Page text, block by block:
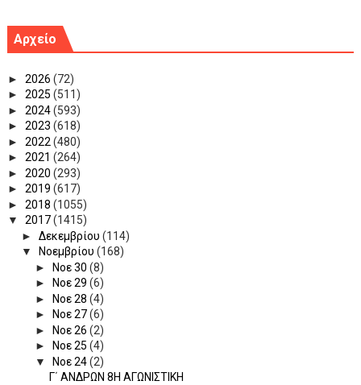
Αρχείο
► 2026 (72)
► 2025 (511)
► 2024(593)
► 2023 (618)
► 2022 (480)
► 2021 (264)
► 2020 (293)
► 2019 (617)
► 2018 (1055)
▼ 2017(1415)
► Δεκεμβρίου (114)
▼
Νοεμβρίου (168)
►
Νοε 30 (8)
►
Νοε 29 (6)
►
Νοε 28 (4)
►
Νοε 27(6)
►
Νοε 26 (2)
►
Νοε 25 (4)
▼
Νοε 24(2)
Γ΄ ΑΝΔΡΩΝ 8Η ΑΓΩΝΙΣΤΙΚΗ